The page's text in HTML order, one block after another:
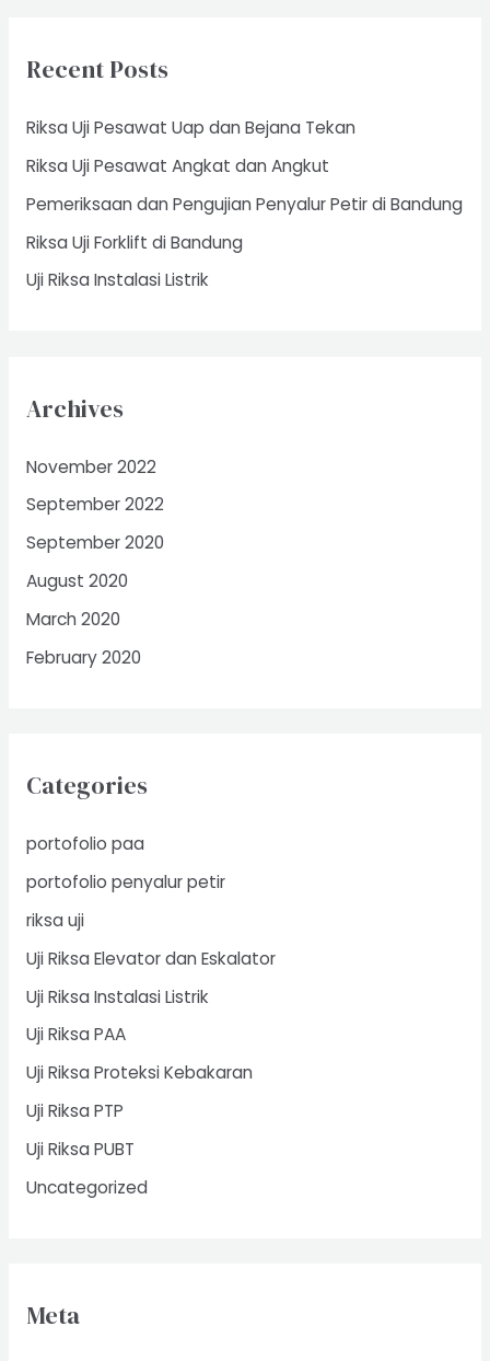
h
:
Recent Posts
Riksa Uji Pesawat Uap dan Bejana Tekan
Riksa Uji Pesawat Angkat dan Angkut
Pemeriksaan dan Pengujian Penyalur Petir di Bandung
Riksa Uji Forklift di Bandung
Uji Riksa Instalasi Listrik
Archives
November 2022
September 2022
September 2020
August 2020
March 2020
February 2020
Categories
portofolio paa
portofolio penyalur petir
riksa uji
Uji Riksa Elevator dan Eskalator
Uji Riksa Instalasi Listrik
Uji Riksa PAA
Uji Riksa Proteksi Kebakaran
Uji Riksa PTP
Uji Riksa PUBT
Uncategorized
Meta